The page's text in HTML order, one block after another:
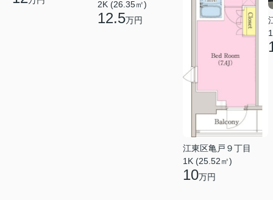
2K (26.35㎡)
12.5万円
江東区亀戸９丁目
1K (25.52㎡)
10万円